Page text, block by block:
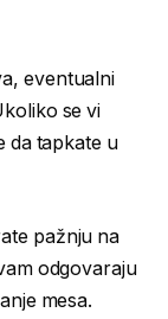
eventualni
se vi
da tapkate u
pažnju na
odgovaraju
mesa.